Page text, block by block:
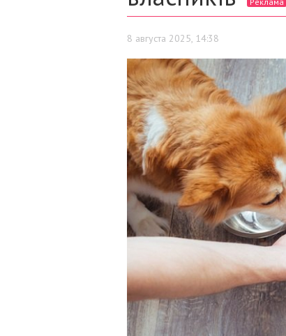
8 августа 2025, 14:38